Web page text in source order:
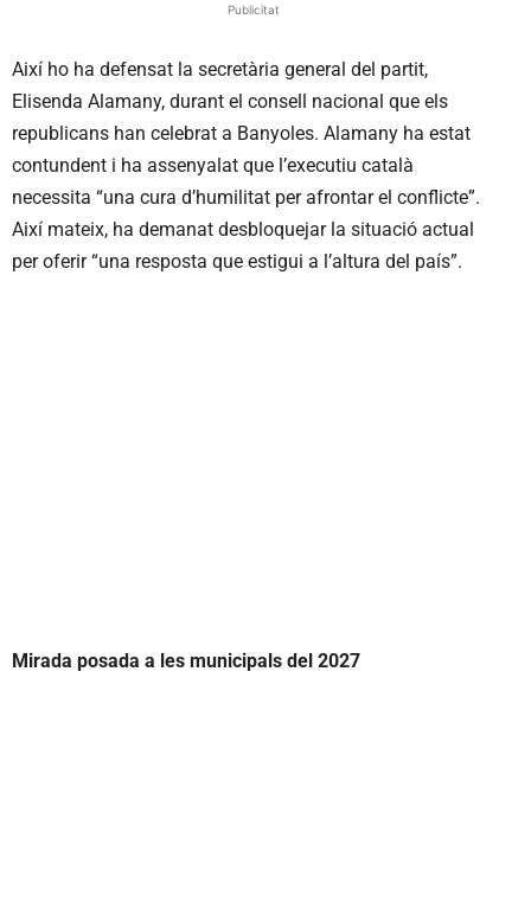
Publicitat
Així ho ha defensat la secretària general del partit,
Elisenda Alamany, durant el consell nacional que els
republicans han celebrat a Banyoles. Alamany ha estat
contundent i ha assenyalat que l’executiu català
necessita “una cura d’humilitat per afrontar el conflicte”.
Així mateix, ha demanat desbloquejar la situació actual
per oferir “una resposta que estigui a l’altura del país”.
Mirada posada a les municipals del 2027